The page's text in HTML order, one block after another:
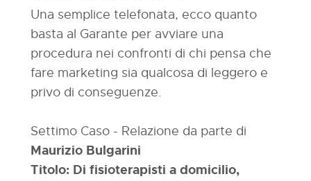
Una semplice telefonata, ecco quanto
basta al Garante per avviare una
procedura nei confronti di chi pensa che
fare marketing sia qualcosa di leggero e
privo di conseguenze.
Settimo Caso - Relazione da parte di
Maurizio Bulgarini
Titolo: Di fisioterapisti a domicilio,